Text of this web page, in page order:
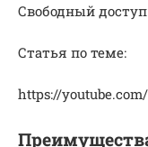
Свободный
Статья по теме:
https://